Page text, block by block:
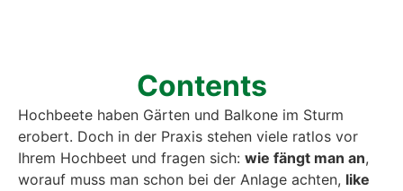
Con­tents
Hoch­bee­te haben Gär­ten und Bal­ko­ne im Sturm
erobert. Doch in der Pra­xis ste­hen vie­le rat­los vor
Ihrem Hoch­beet und fra­gen sich: wie fängt man an,
wor­auf muss man schon bei der Anla­ge ach­ten, like